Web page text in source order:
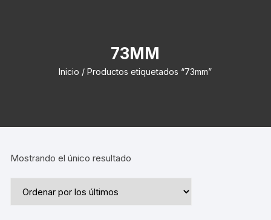
73MM
Inicio / Productos etiquetados “73mm”
Mostrando el único resultado